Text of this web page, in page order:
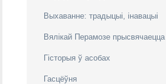
Выхаванне: традыцыі, інавацыі
Вялікай Перамозе прысвячаецца
Гісторыя ў асобах
Гасцёўня